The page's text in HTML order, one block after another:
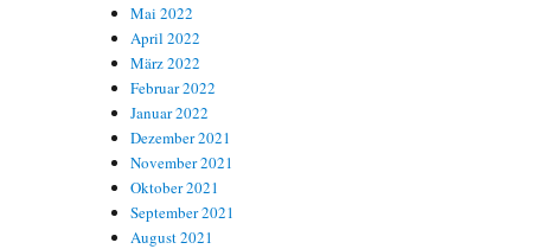
Mai 2022
April 2022
März 2022
Februar 2022
Januar 2022
Dezember 2021
November 2021
Oktober 2021
September 2021
August 2021